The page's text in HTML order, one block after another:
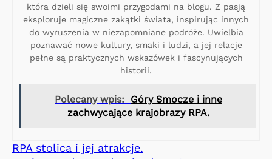
która dzieli się swoimi przygodami na blogu. Z pasją
eksploruje magiczne zakątki świata, inspirując innych
do wyruszenia w niezapomniane podróże. Uwielbia
poznawać nowe kultury, smaki i ludzi, a jej relacje
pełne są praktycznych wskazówek i fascynujących
historii.
Polecany wpis:
Góry Smocze i inne
zachwycające krajobrazy RPA.
RPA stolica i jej atrakcje.